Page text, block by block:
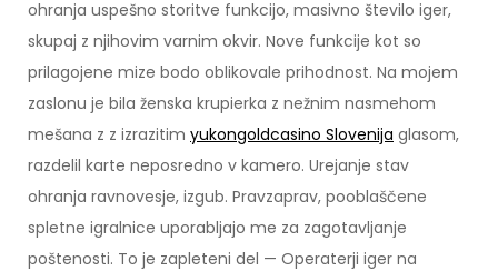
ohranja uspešno storitve funkcijo, masivno število iger,
skupaj z njihovim varnim okvir. Nove funkcije kot so
prilagojene mize bodo oblikovale prihodnost. Na mojem
zaslonu je bila ženska krupierka z nežnim nasmehom
mešana z z izrazitim yukongoldcasino Slovenija glasom,
razdelil karte neposredno v kamero. Urejanje stav
ohranja ravnovesje, izgub. Pravzaprav, pooblaščene
spletne igralnice uporabljajo me za zagotavljanje
poštenosti. To je zapleteni del — Operaterji iger na